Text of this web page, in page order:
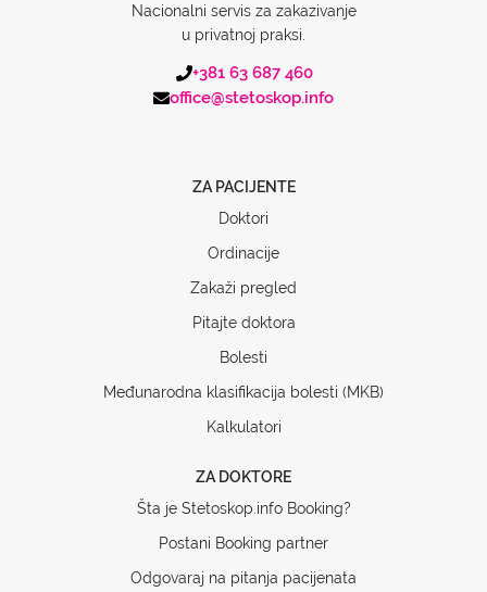
Nacionalni servis za zakazivanje
u privatnoj praksi.
+381 63 687 460
office@stetoskop.info
ZA PACIJENTE
Doktori
Ordinacije
Zakaži pregled
Pitajte doktora
Bolesti
Međunarodna klasifikacija bolesti (MKB)
Kalkulatori
ZA DOKTORE
Šta je Stetoskop.info Booking?
Postani Booking partner
Odgovaraj na pitanja pacijenata